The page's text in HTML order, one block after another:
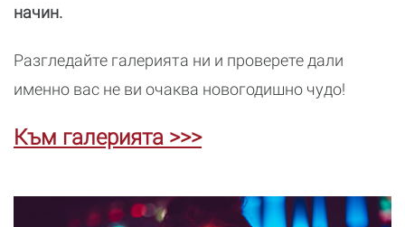
начин.
Разгледайте галерията ни и проверете дали
именно вас не ви очаква новогодишно чудо!
Към галерията >>>